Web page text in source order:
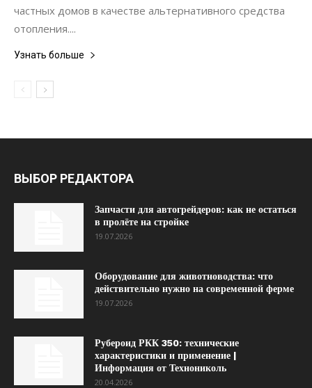
частных домов в качестве альтернативного средства
отопления....
Узнать больше
ВЫБОР РЕДАКТОРА
Запчасти для автогрейдеров: как не остаться
в пролёте на стройке
19.07.2026
Оборудование для животноводства: что
действительно нужно на современной ферме
19.07.2026
Рубероид РКК 350: технические
характеристики и применение |
Информация от Технониколь
20.04.2026